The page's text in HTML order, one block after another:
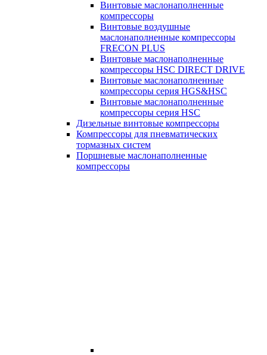
Винтовые маслонаполненные
компрессоры
Винтовые воздушные
маслонаполненные компрессоры
FRECON PLUS
Винтовые маслонаполненные
компрессоры HSC DIRECT DRIVE
Винтовые маслонаполненные
компрессоры серия HGS&HSC
Винтовые маслонаполненные
компрессоры серия HSC
Дизельные винтовые компрессоры
Компрессоры для пневматических
тормазных систем
Поршневые маслонаполненные
компрессоры